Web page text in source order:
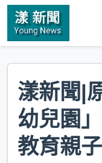
漾新聞|
幼兒園
教育親